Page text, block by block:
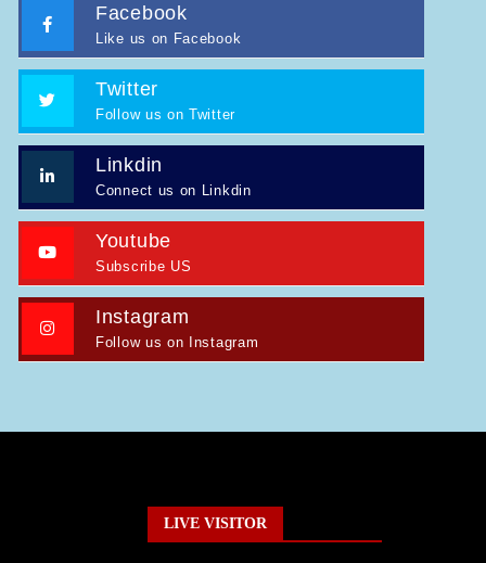
Facebook
Like us on Facebook
Twitter
Follow us on Twitter
Linkdin
Connect us on Linkdin
Youtube
Subscribe US
Instagram
Follow us on Instagram
LIVE VISITOR